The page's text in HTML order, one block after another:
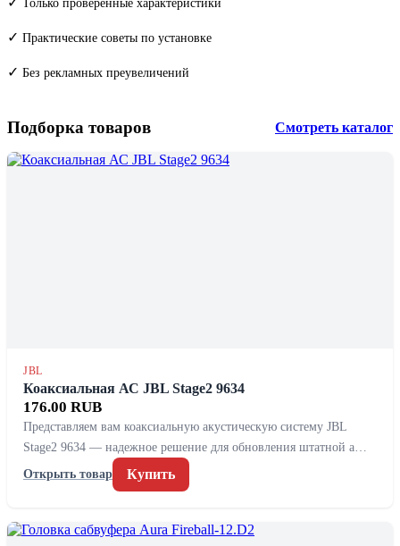
Только проверенные характеристики
✓ Практические советы по установке
✓ Без рекламных преувеличений
Подборка товаров Смотреть каталог
JBL
Коаксиальная АС JBL Stage2 9634
176.00 RUB
Представляем вам коаксиальную акустическую систему JBL
Stage2 9634 — надежное решение для обновления штатной а…
Открыть товар
Купить